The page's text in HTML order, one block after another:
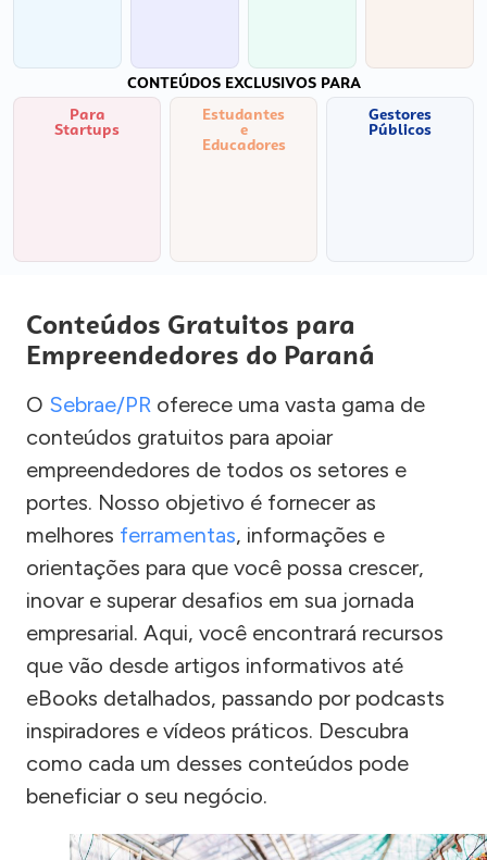
CONTEÚDOS EXCLUSIVOS PARA
Para
Startups
Estudantes
e
Educadores
Gestores
Públicos
Conteúdos Gratuitos para
Empreendedores do Paraná
O Sebrae/PR oferece uma vasta gama de
conteúdos gratuitos para apoiar
empreendedores de todos os setores e
portes. Nosso objetivo é fornecer as
melhores ferramentas, informações e
orientações para que você possa crescer,
inovar e superar desafios em sua jornada
empresarial. Aqui, você encontrará recursos
que vão desde artigos informativos até
eBooks detalhados, passando por podcasts
inspiradores e vídeos práticos. Descubra
como cada um desses conteúdos pode
beneficiar o seu negócio.